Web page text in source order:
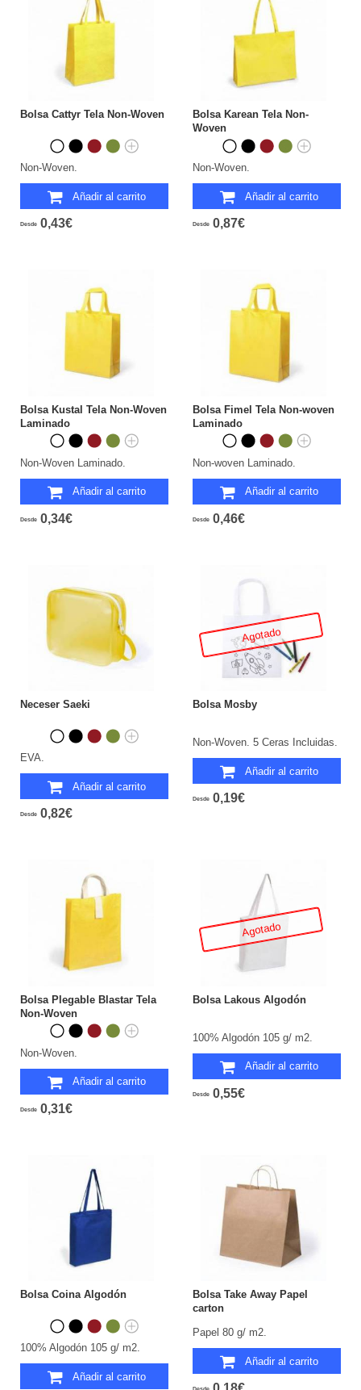
Bolsa Cattyr Tela Non-Woven
Non-Woven.
Añadir al carrito
Desde 0,43€
Bolsa Karean Tela Non-
Woven
Non-Woven.
Añadir al carrito
Desde 0,87€
Bolsa Kustal Tela Non-Woven
Laminado
Non-Woven Laminado.
Añadir al carrito
Desde 0,34€
Bolsa Fimel Tela Non-woven
Laminado
Non-woven Laminado.
Añadir al carrito
Desde 0,46€
Neceser Saeki
EVA.
Añadir al carrito
Desde 0,82€
Agotado
Bolsa Mosby
Non-Woven. 5 Ceras Incluidas.
Añadir al carrito
Desde 0,19€
Bolsa Plegable Blastar Tela
Non-Woven
Non-Woven.
Añadir al carrito
Desde 0,31€
Agotado
Bolsa Lakous Algodón
100% Algodón 105 g/ m2.
Añadir al carrito
Desde 0,55€
Bolsa Coina Algodón
100% Algodón 105 g/ m2.
Añadir al carrito
Bolsa Take Away Papel
carton
Papel 80 g/ m2.
Añadir al carrito
Desde